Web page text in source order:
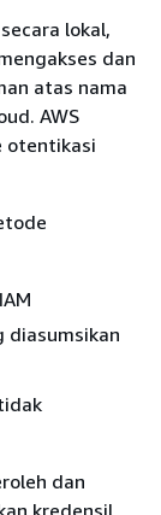
lokal,
dan
atas nama
AWS
otentikasi
diasumsikan
dan
kredensil